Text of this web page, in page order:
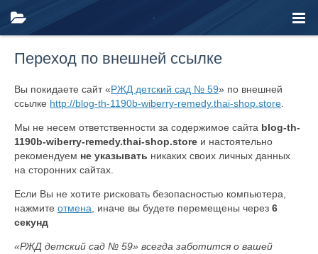
Переход по внешней ссылке
Вы покидаете сайт «РЖД детский сад № 59» по внешней
ссылке http://blog-th-1190b-wiberry-remedy.thai-shop.store
Мы не несем ответственности за содержимое сайта blog-th-
1190b-wiberry-remedy.thai-shop.store и настоятельно
рекомендуем не указывать никаких своих личных данных
на сторонних сайтах.
Если Вы не хотите рисковать безопасностью компьютера,
нажмите отмена , иначе вы будете перемещены через 6
секунд
«РЖД детский сад № 59» всегда заботится о вашей